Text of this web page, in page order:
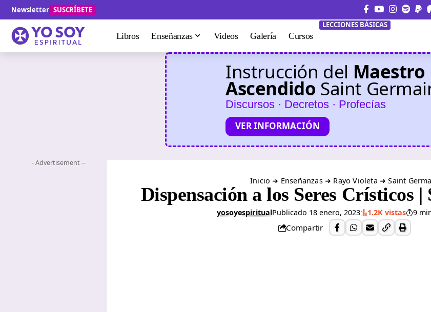
Newsletter SUSCRÍBETE
Libros Enseñanzas Videos Galería Cursos
LECCIONES BÁSICAS
Instrucción del Maestro
Ascendido Saint
Discursos · Decretos · Profecías
VER INFORMACIÓN
- Advertisement --
Inicio ➜ Enseñanzas➜ Rayo Violeta ➜Saint
Dispensación a los Seres Crísticos
yosoyespiritualPublicado 18 enero, 2023 1.2K vistas 9
Compartir